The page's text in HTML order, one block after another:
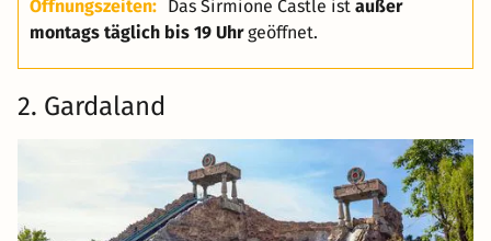
Öffnungszeiten: Das Sirmione Castle ist außer
montags täglich bis 19 Uhrgeöffnet.
2. Gardaland